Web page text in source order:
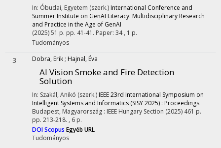
In: Óbudai, Egyetem (szerk.) International Conference and
Summer Institute on GenAI Literacy: Multidisciplinary Research
and Practice in the Age of GenAI
(2025)51 p. pp. 41-41. Paper: 34 , 1 p.
Tudományos
3 Dobra, Erik ; Hajnal, Éva
AI Vision Smoke and Fire Detection
Solution
In: Szakál, Anikó (szerk.) IEEE 23rd International Symposium on
Intelligent Systems and Informatics (SISY 2025) : Proceedings
Budapest, Magyarország : IEEE Hungary Section (2025) 461 p.
pp. 213-218. , 6 p.
DOIScopus Egyéb URL
Tudományos